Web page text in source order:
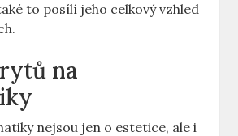
to posílí jeho celkový vzhled
na
nejsou jen o estetice, ale i